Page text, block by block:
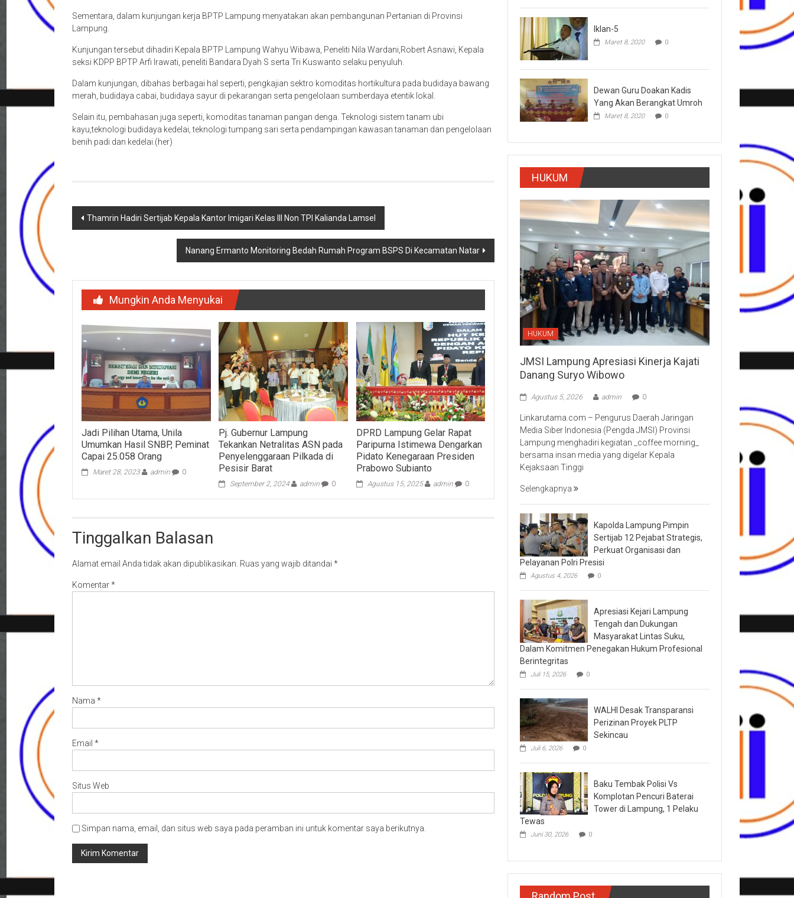
Sementara, dalam kunjungan kerja BPTP Lampung menyatakan akan pembangunan Pertanian di Provinsi
Lampung.
Kunjungan tersebut dihadiri Kepala BPTP Lampung Wahyu Wibawa, Peneliti Nila Wardani,Robert Asnawi, Kepala
seksi KDPP BPTP Arfi Irawati, peneliti Bandara Dyah S serta Tri Kuswanto selaku penyuluh.
Dalam kunjungan, dibahas berbagai hal seperti, pengkajian sektro komoditas hortikultura pada budidaya bawang
merah, budidaya cabai, budidaya sayur di pekarangan serta pengelolaan sumberdaya etentik lokal.
Selain itu, pembahasan juga seperti, komoditas tanaman pangan denga. Teknologi sistem tanam ubi
kayu,teknologi budidaya kedelai, teknologi tumpang sari serta pendampingan kawasan tanaman dan pengelolaan
benih padi dan kedelai.(her)
Navigasi
Thamrin Hadiri Sertijab Kepala Kantor Imigari Kelas III Non TPI Kalianda Lamsel
Nanang Ermanto Monitoring Bedah Rumah Program BSPS Di Kecamatan Natar
Mungkin Anda Menyukai
Jadi Pilihan Utama, Unila
Umumkan Hasil SNBP, Peminat
Capai 25.058 Orang
Maret 28, 2023 admin 0
Pj. Gubernur Lampung
Tekankan Netralitas ASN pada
Penyelenggaraan Pilkada di
Pesisir Barat
September 2, 2024 admin 0
DPRD Lampung Gelar Rapat
Paripurna Istimewa Dengarkan
Pidato Kenegaraan Presiden
Prabowo Subianto
Agustus 15, 2025 admin 0
Tinggalkan Balasan
Alamat email Anda tidak akan dipublikasikan. Ruas yang wajib ditandai *
Komentar*
Nama *
Email *
Situs Web
Simpan nama, email, dan situs web saya pada peramban ini untuk komentar saya berikutnya.
Iklan-5
Maret 8, 2020 0
Dewan Guru Doakan Kadis
Yang Akan Berangkat Umroh
Maret 8, 2020 0
HUKUM
HUKUM
JMSI Lampung Apresiasi Kinerja Kajati
Danang Suryo Wibowo
Agustus 5, 2026 admin 0
Linkarutama.com – Pengurus Daerah Jaringan
Media Siber Indonesia (Pengda JMSI) Provinsi
Lampung menghadiri kegiatan _coffee morning_
bersama insan media yang digelar Kepala
Kejaksaan Tinggi
Selengkapnya
Kapolda Lampung Pimpin
Sertijab 12 Pejabat Strategis,
Perkuat Organisasi dan
Pelayanan Polri Presisi
Agustus 4, 2026 0
Apresiasi Kejari Lampung
Tengah dan Dukungan
Masyarakat Lintas Suku,
Dalam Komitmen Penegakan Hukum Profesional
Berintegritas
Juli 15, 2026 0
WALHI Desak Transparansi
Perizinan Proyek PLTP
Sekincau
Juli 6, 2026 0
Baku Tembak Polisi Vs
Komplotan Pencuri Baterai
Tower di Lampung, 1 Pelaku
Tewas
Juni 30, 2026 0